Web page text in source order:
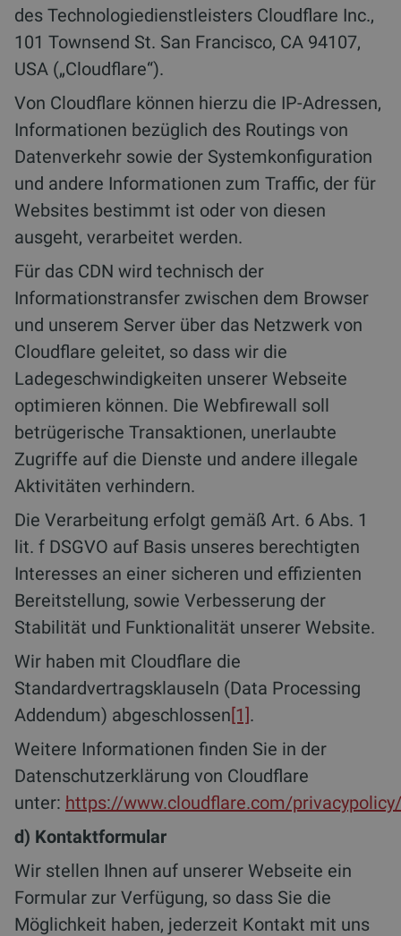
des Technologiedienstleisters Cloudflare Inc.,
101 Townsend St. San Francisco, CA 94107,
USA („Cloudflare“).
Von Cloudflare können hierzu die IP-Adressen,
Informationen bezüglich des Routings von
Datenverkehr sowie der Systemkonfiguration
und andere Informationen zum Traffic, der für
Websites bestimmt ist oder von diesen
ausgeht, verarbeitet werden.
Für das CDN wird technisch der
Informationstransfer zwischen dem Browser
und unserem Server über das Netzwerk von
Cloudflare geleitet, so dass wir die
Ladegeschwindigkeiten unserer Webseite
optimieren können. Die Webfirewall soll
betrügerische Transaktionen, unerlaubte
Zugriffe auf die Dienste und andere illegale
Aktivitäten verhindern.
Die Verarbeitung erfolgt gemäß Art. 6 Abs. 1
lit. f DSGVO auf Basis unseres berechtigten
Interesses an einer sicheren und effizienten
Bereitstellung, sowie Verbesserung der
Stabilität und Funktionalität unserer Website.
Wir haben mit Cloudflare die
Standardvertragsklauseln (Data Processing
Addendum) abgeschlossen[1].
Weitere Informationen finden Sie in der
Datenschutzerklärung von Cloudflare
unter: https://www.cloudflare.com/privacypolicy/
d) Kontaktformular
Wir stellen Ihnen auf unserer Webseite ein
Formular zur Verfügung, so dass Sie die
Möglichkeit haben, jederzeit Kontakt mit uns